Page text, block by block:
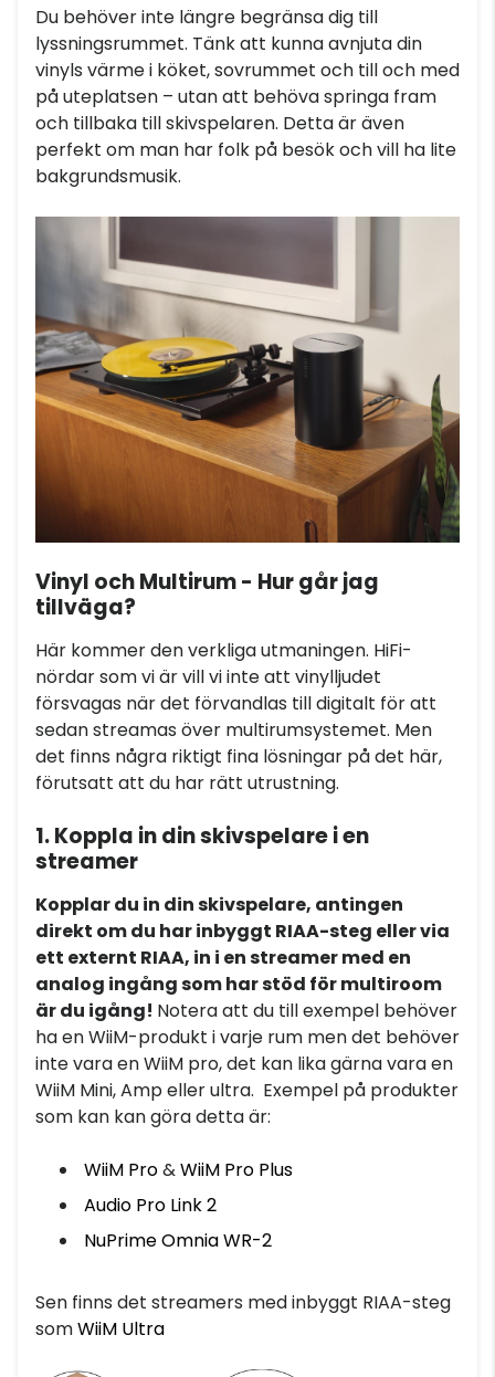
Du behöver inte längre begränsa dig till
lyssningsrummet. Tänk att kunna avnjuta din
vinyls värme i köket, sovrummet och till och med
på uteplatsen – utan att behöva springa fram
och tillbaka till skivspelaren. Detta är även
perfekt om man har folk på besök och vill ha lite
bakgrundsmusik.
Vinyl och Multirum - Hur går jag
tillväga?
Här kommer den verkliga utmaningen. HiFi-
nördar som vi är vill vi inte att vinylljudet
försvagas när det förvandlas till digitalt för att
sedan streamas över multirumsystemet. Men
det finns några riktigt fina lösningar på det här,
förutsatt att du har rätt utrustning.
1. Koppla in din skivspelare i en
streamer
Kopplar du in din skivspelare, antingen
direkt om du har inbyggt RIAA-steg eller via
ett externt RIAA, in i en streamer med en
analog ingång som har stöd för multiroom
är du igång! Notera att du till exempel behöver
ha en WiiM-produkt i varje rum men det behöver
inte vara en WiiM pro, det kan lika gärna vara en
WiiM Mini, Amp eller ultra. Exempel på produkter
som kan kan göra detta är:
WiiM Pro&WiiM Pro Plus
Audio Pro Link 2
NuPrime Omnia WR-2
Sen finns det streamers med inbyggt RIAA-steg
somWiiM Ultra